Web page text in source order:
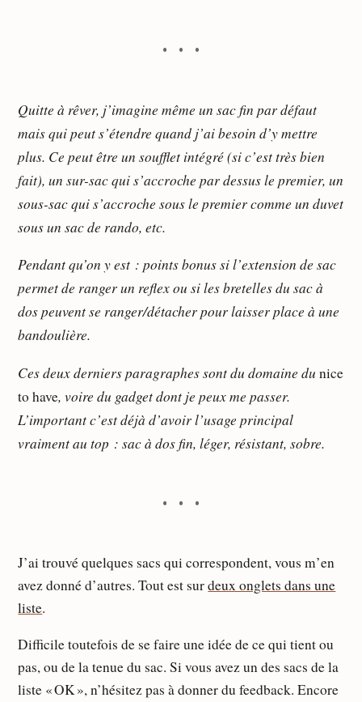
Quitte à rêver, j’imagine même un sac fin par défaut
mais qui peut s’étendre quand j’ai besoin d’y mettre
plus. Ce peut être un soufflet intégré (si c’est très bien
fait), un sur-sac qui s’accroche par dessus le premier, un
sous-sac qui s’accroche sous le premier comme un duvet
sous un sac de rando, etc.
Pendant qu’on y est : points bonus si l’extension de sac
permet de ranger un reflex ou si les bretelles du sac à
dos peuvent se ranger/détacher pour laisser place à une
bandoulière.
Ces deux derniers paragraphes sont du domaine du nice
to have, voire du gadget dont je peux me passer.
L’important c’est déjà d’avoir l’usage principal
vraiment au top : sac à dos fin, léger, résistant, sobre.
J’ai trouvé quelques sacs qui correspondent, vous m’en
avez donné d’autres. Tout est surdeux onglets dans une
liste.
Difficile toutefois de se faire une idée de ce qui tient ou
pas, ou de la tenue du sac. Si vous avez un des sacs de la
liste « OK », n’hésitez pas à donner du feedback. Encore